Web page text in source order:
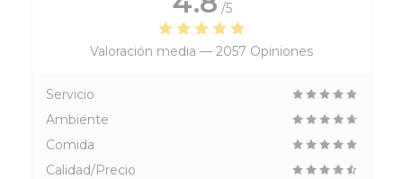
/5
Valoración media — 2057 Opiniones
Servicio
Ambiente
Comida
Calidad/Precio